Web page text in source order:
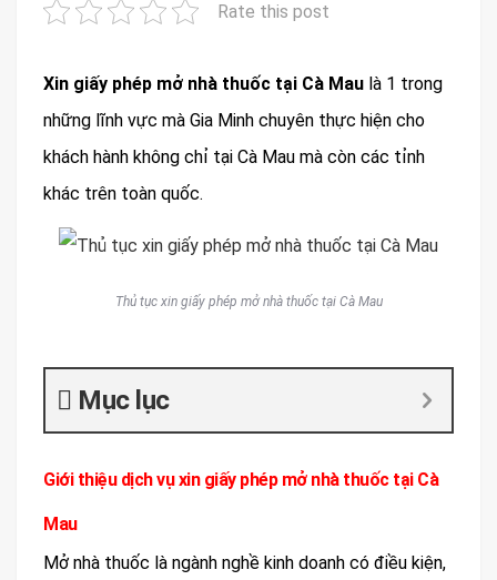
Rate this post
Xin giấy phép mở nhà thuốc tại Cà Mau là 1 trong
những lĩnh vực mà Gia Minh chuyên thực hiện cho
khách hành không chỉ tại Cà Mau mà còn các tỉnh
khác trên toàn quốc.
Thủ tục xin giấy phép mở nhà thuốc tại Cà Mau
Mục lục
Giới thiệu dịch vụ xin giấy phép mở nhà thuốc tại Cà
Mau
Mở nhà thuốc là ngành nghề kinh doanh có điều kiện,